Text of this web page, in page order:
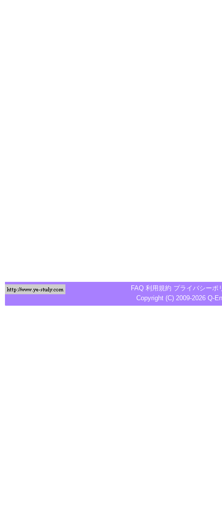
FAQ 利用規約 プライバシーポ
Copyright (C) 2009-2026 Q-